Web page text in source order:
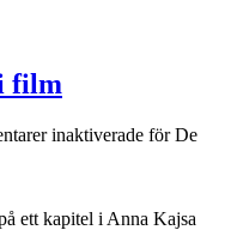
film
inaktiverade för De
ett kapitel i Anna Kajsa